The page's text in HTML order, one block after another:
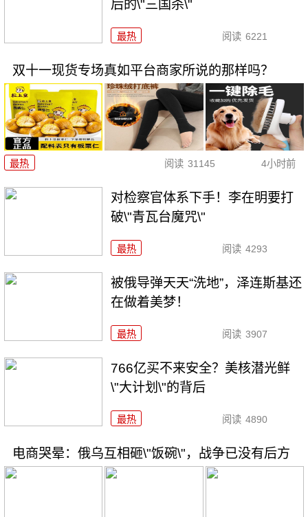
后的\"三国杀\"
最热 阅读 6221
双十一现货专场真如平台商家所说的那样吗？
最热 阅读 31145 4小时前
对检察官体系下手！李在明要打
破\"青瓦台魔咒\"
最热 阅读 4293
被俄导弹天天“洗地”，泽连斯基还
在做着美梦！
最热 阅读 3907
766亿买不来安全？美核潜光鲜
\"大计划\"的背后
最热 阅读 4890
电商哭晕：俄乌互相砸\"饭碗\"，战争已没有后方